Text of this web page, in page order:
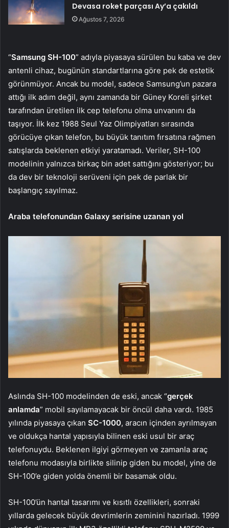
Devasa roket parçası Ay’a çakıldı
Ağustos 7, 2026
“Samsung SH-100” adıyla piyasaya sürülen bu kaba ve dev
antenli cihaz, bugünün standartlarına göre pek de estetik
görünmüyor. Ancak bu model, sadece Samsung’un pazara
attığı ilk adım değil, aynı zamanda bir Güney Koreli şirket
tarafından üretilen ilk cep telefonu olma unvanını da
taşıyor. İlk kez 1988 Seul Yaz Olimpiyatları sırasında
görücüye çıkan telefon, bu büyük tanıtım fırsatına rağmen
satışlarda beklenen etkiyi yaratamadı. Veriler, SH-100
modelinin yalnızca birkaç bin adet sattığını gösteriyor; bu
da dev bir teknoloji serüveni için pek de parlak bir
başlangıç sayılmaz.
Araba telefonundan Galaxy serisine uzanan yol
Aslında SH-100 modelinden de eski, ancak “gerçek
anlamda” mobil sayılamayacak bir öncül daha vardı. 1985
yılında piyasaya çıkan SC-1000, aracın içinden ayrılmayan
ve oldukça hantal yapısıyla bilinen eski usul bir araç
telefonuydu. Beklenen ilgiyi görmeyen ve zamanla araç
telefonu modasıyla birlikte silinip giden bu model, yine de
SH-100’e giden yolda önemli bir basamak oldu.
SH-100’ün hantal tasarımı ve kısıtlı özellikleri, sonraki
yıllarda gelecek büyük devrimlerin zeminini hazırladı. 1999